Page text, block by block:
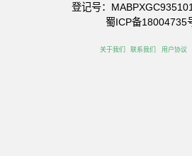
登记号：
蜀ICP备18004735
关于我们 联系我们 用户协议